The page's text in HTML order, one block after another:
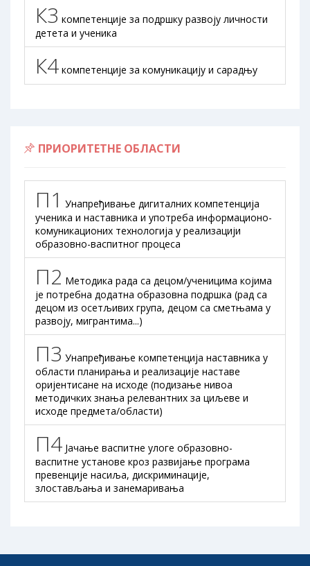
К3 компетенције за подршку развоју личности
детета и ученика
К4 компетенције за комуникацију и сарадњу
ПРИОРИТЕТНЕ ОБЛАСТИ
П1 Унапређивање дигиталних компетенција
ученика и наставника и употреба информационо-
комуникационих технологија у реализацији
образовно-васпитног процеса
П2 Методика рада са децом/ученицима којима
је потребна додатна образовна подршка (рад са
децом из осетљивих група, децом са сметњама у
развоју, мигрантима...)
П3 Унапређивање компетенција наставника у
области планирања и реализације наставе
оријентисане на исходе (подизање нивоа
методичких знања релевантних за циљеве и
исходе предмета/области)
П4 Јачање васпитне улоге образовно-
васпитне установе кроз развијање програма
превенције насиља, дискриминације,
злостављања и занемаривања